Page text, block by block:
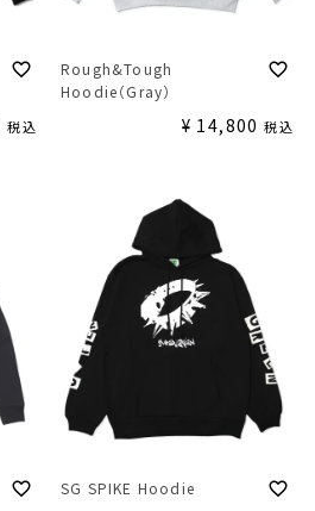
税込
Rough&Tough
Hoodie（Gray）
¥ 14,800 税込
SG SPIKE Hoodie